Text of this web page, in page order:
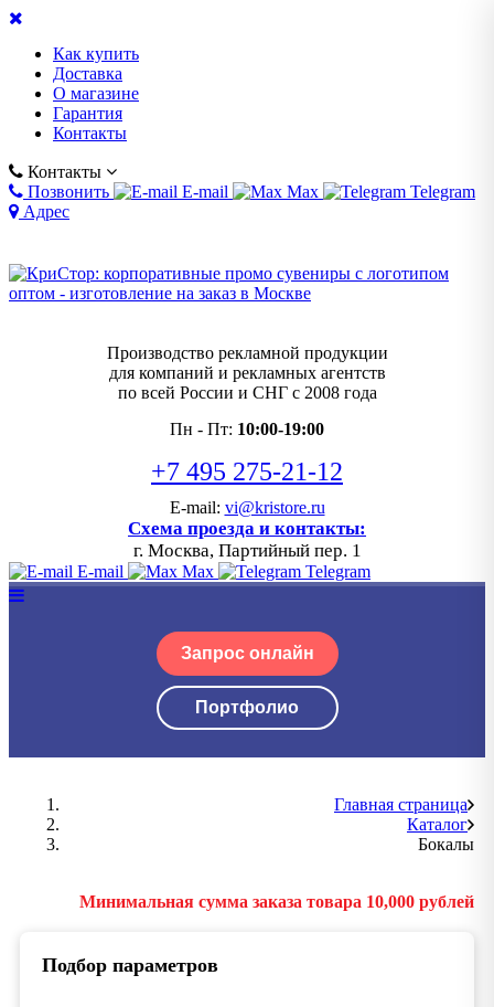
Как купить
Доставка
О магазине
Гарантия
Контакты
Контакты
Позвонить
E-mail Max
Telegram
Адрес
Производство рекламной продукции
для компаний и рекламных агентств
по всей России и СНГ с 2008 года
Пн - Пт: 10:00-19:00
+7 495 275-21-12
E-mail: vi@kristore.ru
Схема проезда и контакты:
г. Москва, Партийный пер. 1
E-mail Max Telegram
Запрос онлайн
Портфолио
Главная страница
Каталог
Бокалы
Минимальная сумма заказа товара 10,000 рублей
Подбор параметров